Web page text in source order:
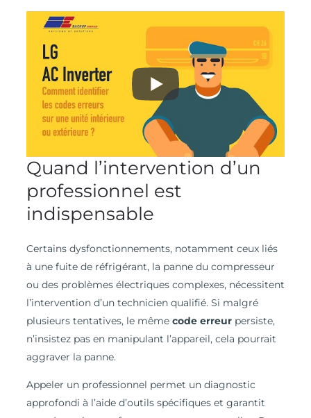
Quand l’intervention d’un
professionnel est
indispensable
Certains dysfonctionnements, notamment ceux liés
à une fuite de réfrigérant, la panne du compresseur
ou des problèmes électriques complexes, nécessitent
l’intervention d’un technicien qualifié. Si malgré
plusieurs tentatives, le même code erreurpersiste,
n’insistez pas en manipulant l’appareil, cela pourrait
aggraver la panne.
Appeler un professionnel permet un diagnostic
approfondi à l’aide d’outils spécifiques et garantit